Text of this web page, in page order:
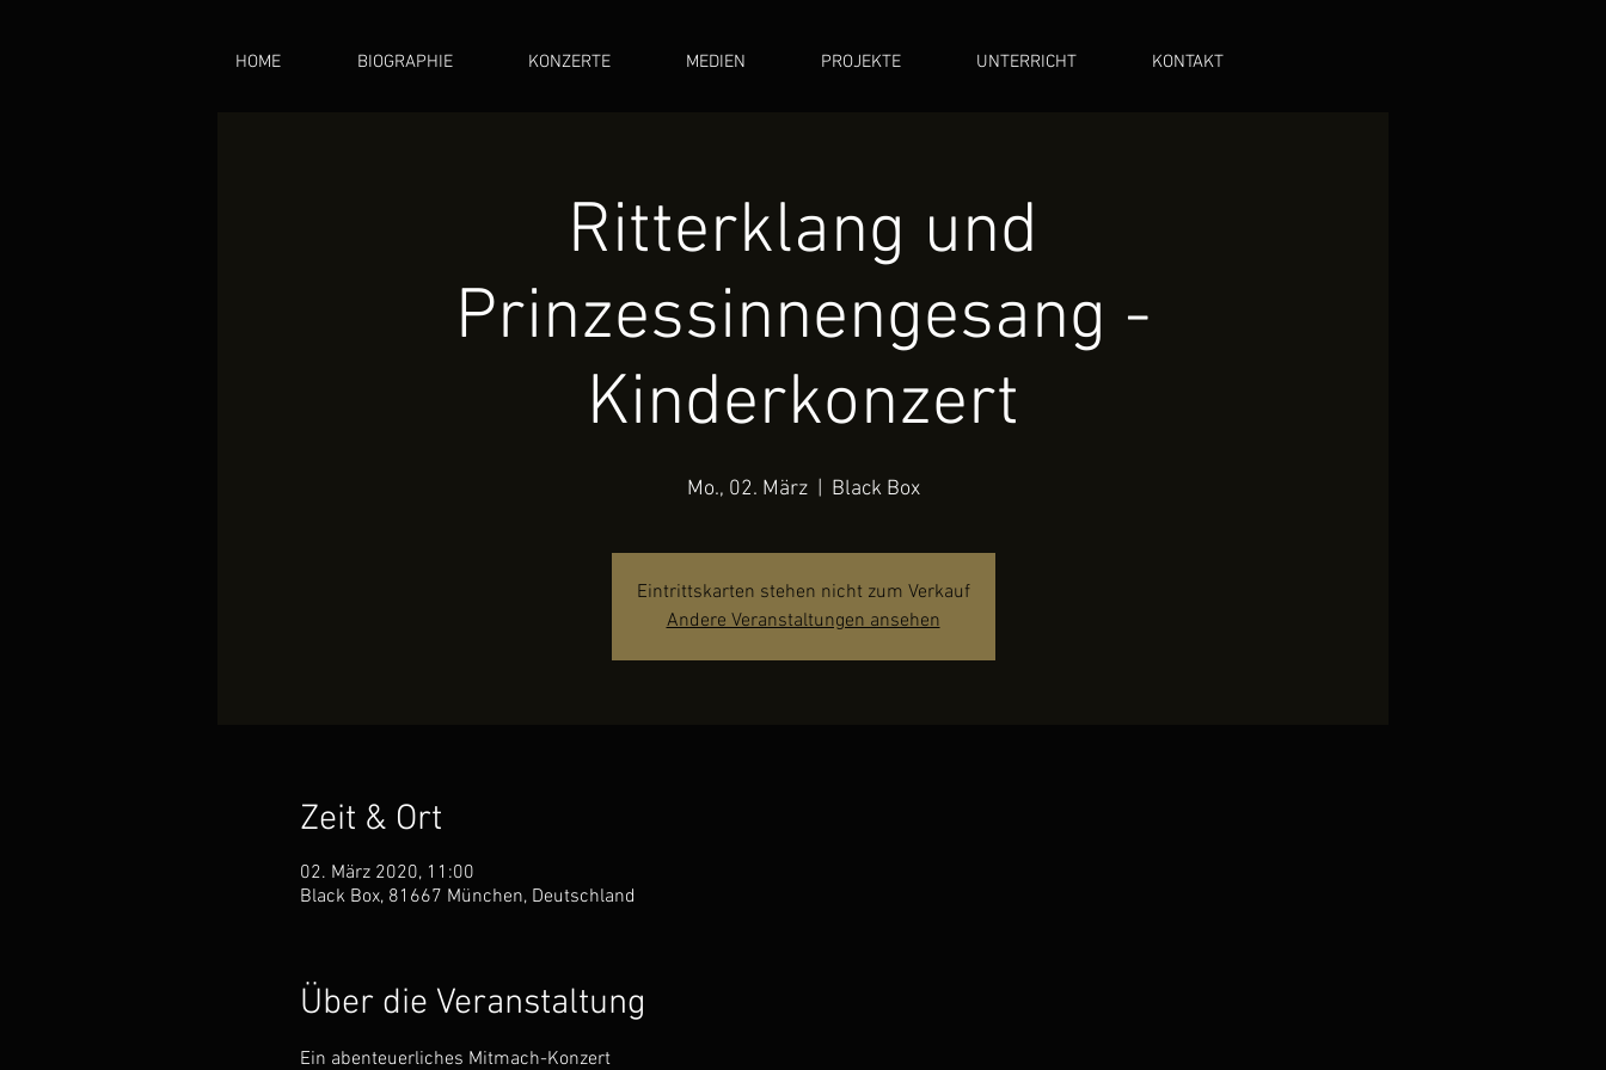
HOME BIOGRAPHIE KONZERTE MEDIEN PROJEKTE UNTERRICHT KONTAKT
Ritterklang und
Prinzessinnengesang -
Kinderkonzert
Mo., 02. März
  |
Black Box
Eintrittskarten stehen nicht zum Verkauf
Andere Veranstaltungen ansehen
Zeit & Ort
02. März 2020, 11:00
Black Box, 81667 München, Deutschland
Über die Veranstaltung
Ein abenteuerliches Mitmach-Konzert